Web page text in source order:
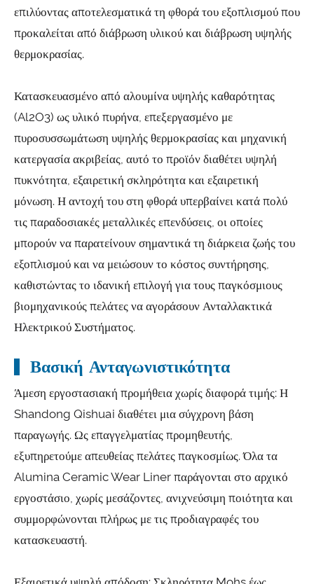
επιλύοντας αποτελεσματικά τη φθορά του εξοπλισμού που
προκαλείται από διάβρωση υλικού και διάβρωση υψηλής
θερμοκρασίας.
Κατασκευασμένο από αλουμίνα υψηλής καθαρότητας
(Al2O3) ως υλικό πυρήνα, επεξεργασμένο με
πυροσυσσωμάτωση υψηλής θερμοκρασίας και μηχανική
κατεργασία ακριβείας, αυτό το προϊόν διαθέτει υψηλή
πυκνότητα, εξαιρετική σκληρότητα και εξαιρετική
μόνωση. Η αντοχή του στη φθορά υπερβαίνει κατά πολύ
τις παραδοσιακές μεταλλικές επενδύσεις, οι οποίες
μπορούν να παρατείνουν σημαντικά τη διάρκεια ζωής του
εξοπλισμού και να μειώσουν το κόστος συντήρησης,
καθιστώντας το ιδανική επιλογή για τους παγκόσμιους
βιομηχανικούς πελάτες να αγοράσουν Ανταλλακτικά
Ηλεκτρικού Συστήματος.
Βασική Ανταγωνιστικότητα
Άμεση εργοστασιακή προμήθεια χωρίς διαφορά τιμής: Η
Shandong Qishuai διαθέτει μια σύγχρονη βάση
παραγωγής. Ως επαγγελματίας προμηθευτής,
εξυπηρετούμε απευθείας πελάτες παγκοσμίως. Όλα τα
Alumina Ceramic Wear Liner παράγονται στο αρχικό
εργοστάσιο, χωρίς μεσάζοντες, ανιχνεύσιμη ποιότητα και
συμμορφώνονται πλήρως με τις προδιαγραφές του
κατασκευαστή.